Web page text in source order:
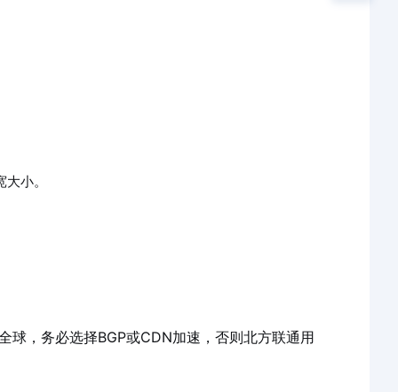
小。
球，务必选择BGP或CDN加速，否则北方联通用